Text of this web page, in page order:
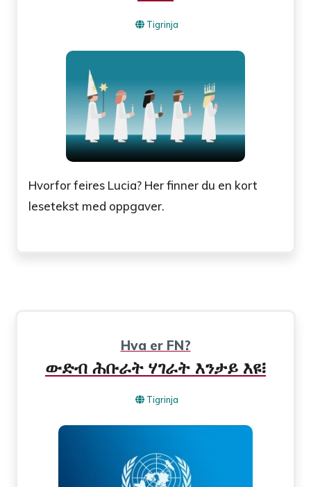
Tigrinja
Hvorfor feires Lucia? Her finner du en kort
lesetekst med oppgaver.
Hva er FN?
ውድብ ሕቡራት ሃገራት እንታይ እዩ፧
Tigrinja